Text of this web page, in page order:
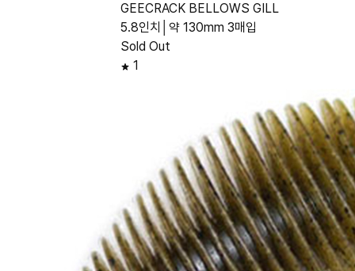
GEECRACK BELLOWS GILL
5.8인치│약 130mm 3매입
Sold Out
1